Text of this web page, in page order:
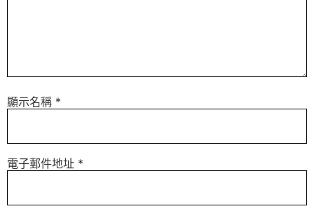
顯示名稱 *
電子郵件地址 *